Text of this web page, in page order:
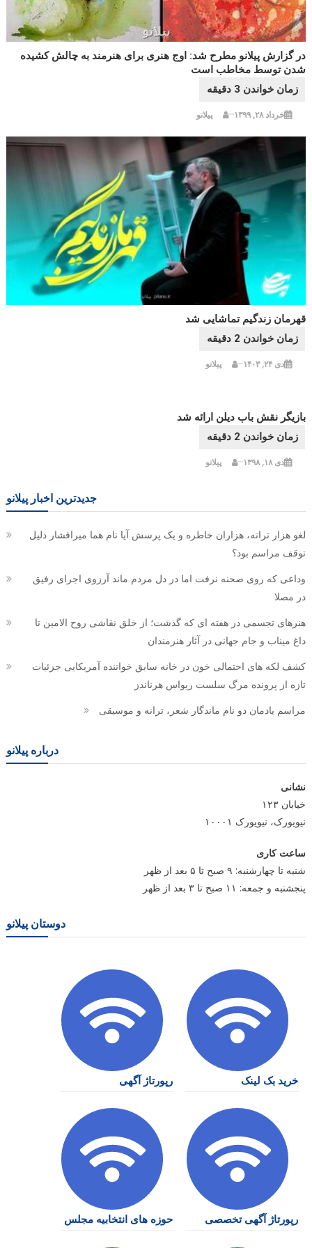
در گزارش پیلانو مطرح شد: اوج هنری برای هنرمند به چالش کشیده
شدن توسط مخاطب است
خرداد ۲۸, ۱۳۹۹ پیلانو
قهرمان زندگیم تماشایی شد
دی ۲۴, ۱۴۰۳ پیلانو
بازیگر نقش باب دیلن ارائه شد
دی ۱۸, ۱۳۹۸ پیلانو
جدیدترین اخبار پیلانو
لغو هزار ترانه، هزاران خاطره و یک پرسش آیا نام هما میرافشار دلیل
توقف مراسم بود؟
وداعی که روی صحنه نرفت اما در دل مردم ماند آرزوی اجرای رفیق
در مصلا
هنرهای تجسمی در هفته ای که گذشت؛ از خلق نقاشی روح الامین تا
داغ میناب و جام جهانی در آثار هنرمندان
کشف لکه های احتمالی خون در خانه سابق خواننده آمریکایی جزئیات
تازه از پرونده مرگ سلست ریواس هرناندز
مراسم یادمان دو نام ماندگار شعر، ترانه و موسیقی
درباره پیلانو
نشانی
خیابان ۱۲۳
نیویورک، نیویورک ۱۰۰۰۱
ساعت کاری
شنبه تا چهارشنبه: ۹ صبح تا ۵ بعد از ظهر
پنجشنبه و جمعه: ۱۱ صبح تا ۳ بعد از ظهر
دوستان پیلانو
خرید بک لینک رپورتاژ آگهی
رپورتاژ آگهی تخصصی حوزه های انتخابیه مجلس